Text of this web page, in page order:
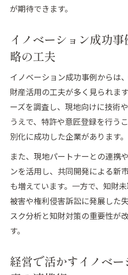
グローバル市場に挑む
変化を生むためのイノベ
イノベーション三要素
知的財産を絡めた三
チ
経営変革に必要なイノ
解説
シュンペーターの三要
の関係
イノベーションがも
析
企業競争力を高めるイノ
イノベーション経営
訣
が期待できます。
イノベーション成功
略の工夫
イノベーション成功事例からは
財産活用の工夫が多く見られま
ーズを調査し、現地向けに技術
うえで、特許や意匠登録を行う
別化に成功した企業があります。
また、現地パートナーとの連携
ンを活用し、共同開発による新
も増えています。一方で、知財
被害や権利侵害訴訟に発展した
スク分析と知財対策の重要性が
す。
経営で活かすイノベ